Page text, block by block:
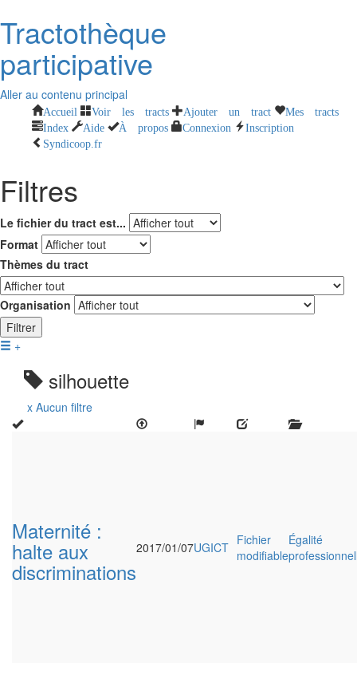
Tractothèque
participative
Aller au contenu principal
Accueil Voir les tracts Ajouter un tract
Mes tracts
Index
Aide À propos Connexion
Inscription
Syndicoop.fr
Filtres
Le fichier du tract est...
Format
Thèmes du tract
Organisation
Filtrer
+
silhouette
x Aucun filtre
Maternité :
halte aux
discriminations
2017/01/07UGICT Fichier
modifiable
Égalité